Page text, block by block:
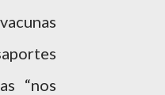
“nos